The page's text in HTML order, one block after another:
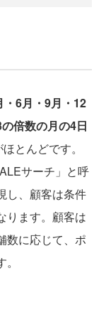
・6月・9月・12
倍数の月の4日
とんどです。
サーチ」と呼
し、顧客は条件
ります。顧客は
数に応じて、ポ